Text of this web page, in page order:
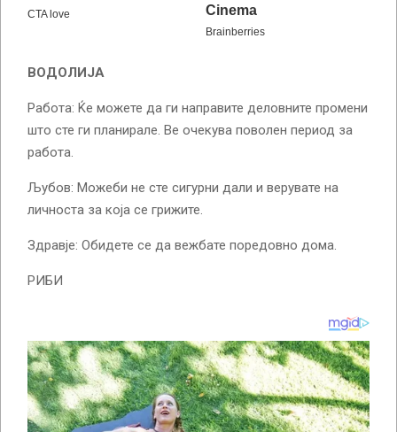
ВОДОЛИЈА
Работа: Ќе можете да ги направите деловните промени
што сте ги планирале. Ве очекува поволен период за
работа.
Љубов: Можеби не сте сигурни дали и верувате на
личноста за која се грижите.
Здравје: Обидете се да вежбате поредовно дома.
РИБИ